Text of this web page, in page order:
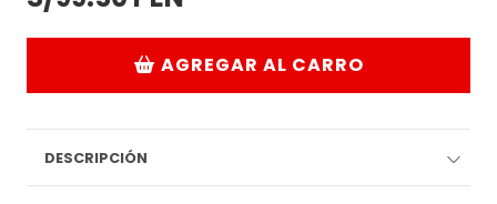
AGREGAR AL CARRO
DESCRIPCIÓN